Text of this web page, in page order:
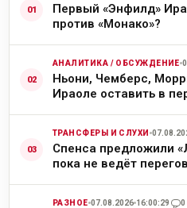
Первый «Энфилд»
против «Монако»?
АНАЛИТИКА / ОБСУЖДЕНИЕ
Ньони, Чемберс,
Ираоле оставить в
ТРАНСФЕРЫ И СЛУХИ
Спенса предложили
пока не ведёт
РАЗНОЕ 07.08.2026 16:00:29 0